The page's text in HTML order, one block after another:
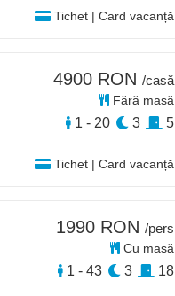
Tichet | Card vacanță
Tichet | Card vacanță
4900 RON /casă
Fără masă
1 - 20 3 5
1990 RON /pers
Cu masă
1 - 43 3 18